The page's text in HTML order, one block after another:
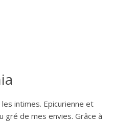
intimes. Epicurienne et
gré de mes envies. Grâce à